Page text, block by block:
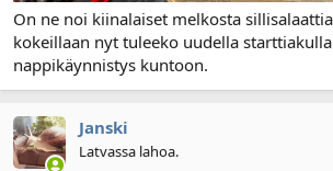
On ne noi kiinalaiset melkosta
kokeillaan nyt tuleeko uudella
nappikäynnistys kuntoon.
Janski
Latvassa lahoa.